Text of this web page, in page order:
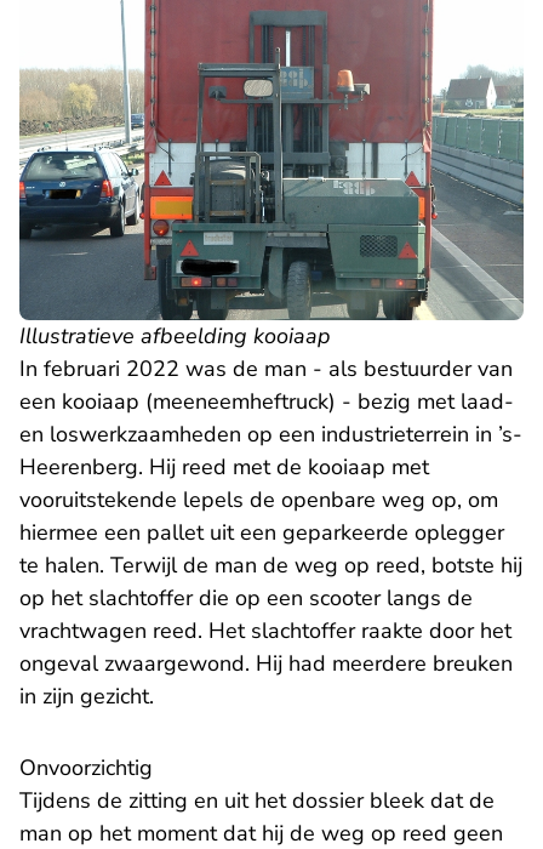
Illustratieve afbeelding kooiaap
In februari 2022 was de man - als bestuurder van
een kooiaap (meeneemheftruck) - bezig met laad-
en loswerkzaamheden op een industrieterrein in ’s-
Heerenberg. Hij reed met de kooiaap met
vooruitstekende lepels de openbare weg op, om
hiermee een pallet uit een geparkeerde oplegger
te halen. Terwijl de man de weg op reed, botste hij
op het slachtoffer die op een scooter langs de
vrachtwagen reed. Het slachtoffer raakte door het
ongeval zwaargewond. Hij had meerdere breuken
in zijn gezicht.
Onvoorzichtig
Tijdens de zitting en uit het dossier bleek dat de
man op het moment dat hij de weg op reed geen